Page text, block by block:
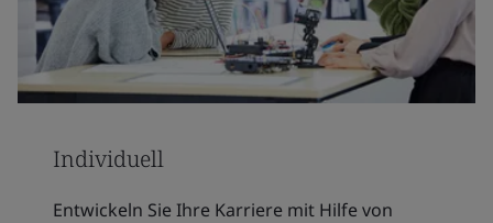
Individuell
Entwickeln Sie Ihre Karriere mit Hilfe von